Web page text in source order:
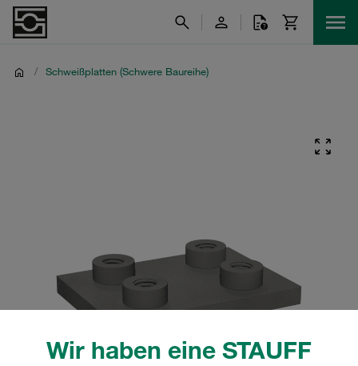
Wir haben eine STAUFF
/ Schweißplatten (Schwere Baureihe)